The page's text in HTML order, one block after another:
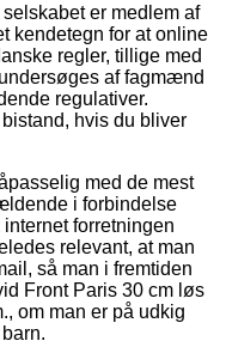
er medlem af
kendetegn for at online
regler, tillige med
af fagmænd
regulativer.
hvis du bliver
med de mest
i forbindelse
forretningen
relevant, at man
så man i fremtiden
Front Paris 30 cm løs
om man er på udkig